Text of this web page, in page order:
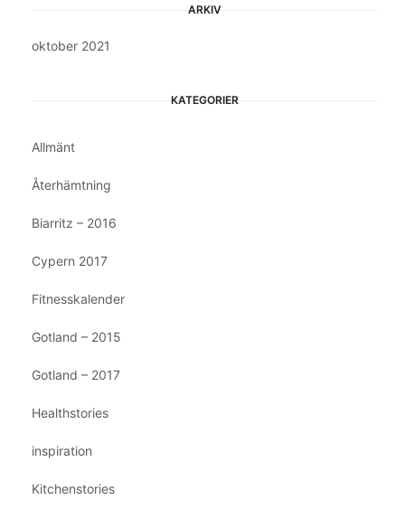
ARKIV
oktober 2021
KATEGORIER
Allmänt
Återhämtning
Biarritz – 2016
Cypern 2017
Fitnesskalender
Gotland – 2015
Gotland – 2017
Healthstories
inspiration
Kitchenstories